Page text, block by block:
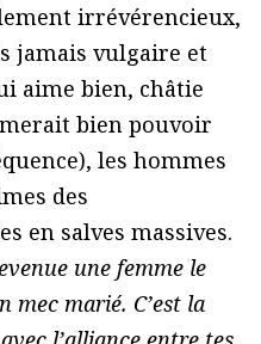
irrévérencieux,
jamais vulgaire et
aime bien, châtie
bien pouvoir
les hommes
des
en salves massives.
une femme le
mec marié. C’est la